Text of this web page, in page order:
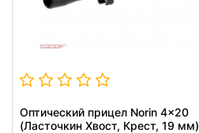
Оптический прицел Norin 4x20
(Ласточкин Хвост, Крест, 19 мм)